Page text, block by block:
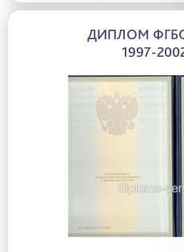
ДИПЛОМ
1997-